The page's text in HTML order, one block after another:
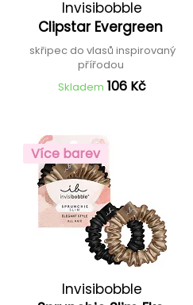
Invisibobble
Clipstar Evergreen
skřipec do vlasů inspirovaný
přířodou
Skladem 106 Kč
Více barev
Invisibobble